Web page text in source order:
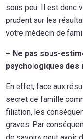
sous peu. Il est donc
prudent sur les
votre médecin de
– Ne pas sous-
psychologiques des
En effet, face aux
secret de famille
filiation, les
graves. Par
de savoir» peut avoir